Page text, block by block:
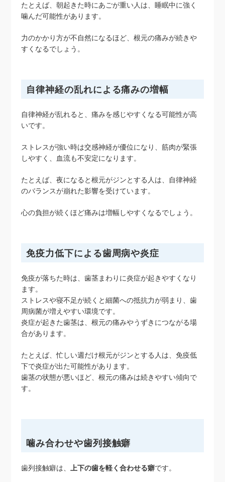
たとえば、朝起きた時にあごが重い人は、睡眠中に強く
噛んだ可能性があります。
力のかかり方が不自然になるほど、根元の痛みが続きや
すくなるでしょう。
自律神経の乱れによる痛みの増幅
自律神経が乱れると、痛みを感じやすくなる可能性が高
いです。
ストレスが強い時は交感神経が優位になり、筋肉が緊張
しやすく、血流も不安定になります。
たとえば、夜になると根元がジンとする人は、自律神経
のバランスが崩れた影響を受けています。
心の負担が続くほど痛みは増幅しやすくなるでしょう。
免疫力低下による歯周病や炎症
免疫が落ちた時は、歯茎まわりに炎症が起きやすくなり
ます。
ストレスや寝不足が続くと細菌への抵抗力が弱まり、歯
周病菌が増えやすい環境です。
炎症が起きた歯茎は、根元の痛みやうずきにつながる場
合があります。
たとえば、忙しい週だけ根元がジンとする人は、免疫低
下で炎症が出た可能性があります。
歯茎の状態が悪いほど、根元の痛みは続きやすい傾向で
す。
噛み合わせや歯列接触癖
歯列接触癖は、 上下の歯を軽く合わせる癖です。